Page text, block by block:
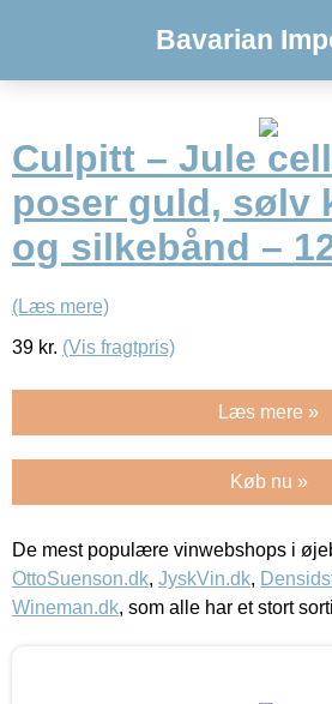
Bavarian
Culpitt – Jule
poser guld, sølv
og silkebånd –
(Læs mere)
39 kr. (Vis fragtpris)
Læs mere »
Køb nu »
De mest populære vinwebshops i
OttoSuenson.dk, JyskVin.dk,
Wineman.dk, som alle har et stort